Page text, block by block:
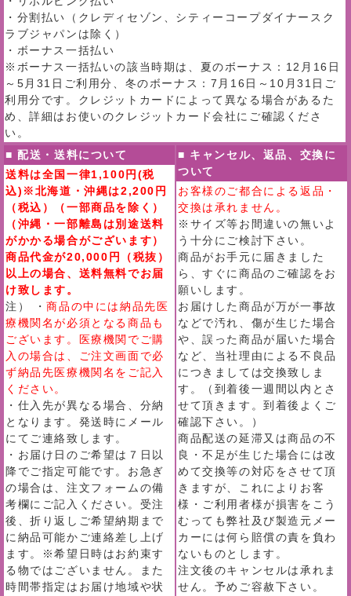
・分割払い（クレディセゾン、シティーコープダイナースク
ラブジャパンは除く）
・ボーナス一括払い
※ボーナス一括払いの該当時期は、夏のボーナス：12月16日
～5月31日ご利用分、冬のボーナス：7月16日～10月31日ご
利用分です。クレジットカードによって異なる場合があるた
め、詳細はお使いのクレジットカード会社にご確認くださ
い。
■ 配送・送料について
送料は全国一律1,100円(税
込)※北海道・沖縄は2,200円
（税込）（一部商品を除く）
（沖縄・一部離島は別途送料
がかかる場合がございます）
商品代金が20,000円（税抜）
以上の場合、送料無料でお届
け致します。
注） ・商品の中には納品先医
療機関名が必須となる商品も
ございます。医療機関でご購
入の場合は、ご注文画面で必
ず納品先医療機関名をご記入
ください。
・仕入先が異なる場合、分納
となります。発送時にメール
にてご連絡致します。
・お届け日のご希望は７日以
降でご指定可能です。お急ぎ
の場合は、注文フォームの備
考欄にご記入ください。受注
後、折り返しご希望納期まで
に納品可能かご連絡差し上げ
ます。※希望日時はお約束す
る物ではございません。また
時間帯指定はお届け地域や状
■ キャンセル、返品、交換に
ついて
お客様のご都合による返品・
交換は承れません。
※サイズ等お間違いの無いよ
う十分にご検討下さい。
商品がお手元に届きました
ら、すぐに商品のご確認をお
願いします。
お届けした商品が万が一事故
などで汚れ、傷が生じた場合
や、誤った商品が届いた場合
など、当社理由による不良品
につきましては交換致しま
す。（到着後一週間以内とさ
せて頂きます。到着後よくご
確認下さい。）
商品配送の延滞又は商品の不
良・不足が生じた場合には改
めて交換等の対応をさせて頂
きますが、これによりお客
様・ご利用者様が損害をこう
むっても弊社及び製造元メー
カーには何ら賠償の責を負わ
ないものとします。
注文後のキャンセルは承れま
せん。予めご容赦下さい。